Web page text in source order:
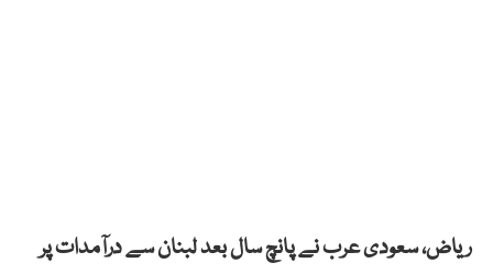
ریاض، سعودی عرب نے پانچ سال بعد لبنان سے درآمدات پر